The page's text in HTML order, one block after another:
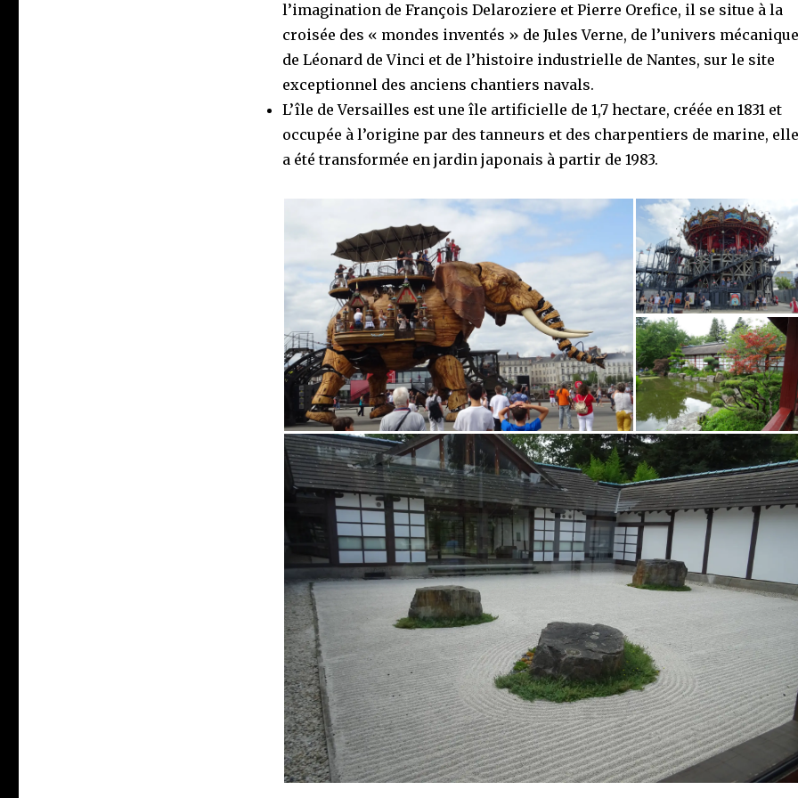
l’imagination de François Delaroziere et Pierre Orefice, il se situe à la
croisée des « mondes inventés » de Jules Verne, de l’univers mécanique
de Léonard de Vinci et de l’histoire industrielle de Nantes, sur le site
exceptionnel des anciens chantiers navals.
L’île de Versailles est une île artificielle de 1,7 hectare, créée en 1831 et
occupée à l’origine par des tanneurs et des charpentiers de marine, elle
a été transformée en jardin japonais à partir de 1983.